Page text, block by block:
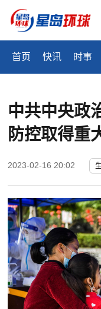
首页 快讯 时事
中共中央政
防控取得重
2023-02-16 20:02